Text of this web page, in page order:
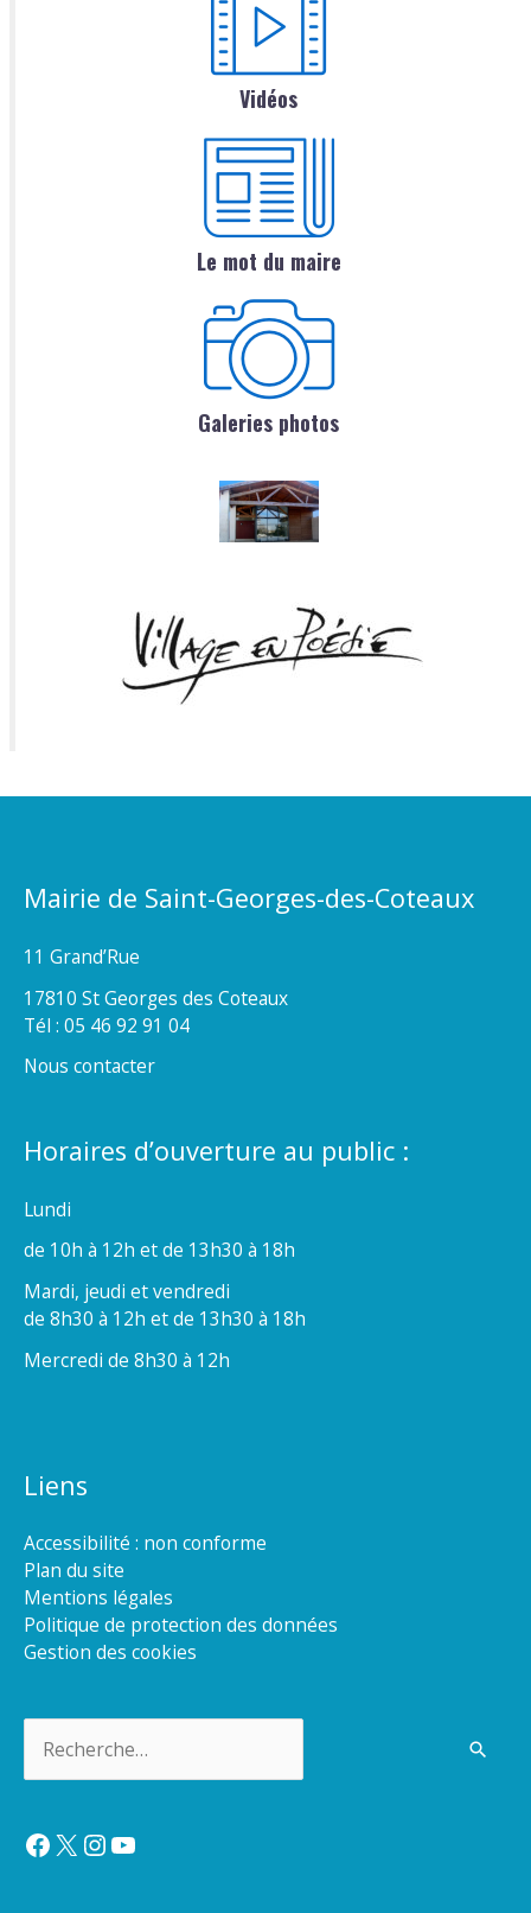
Vidéos
Le mot du maire
Galeries photos
Mairie de Saint-Georges-des-Coteaux
11 Grand’Rue
17810 St Georges des Coteaux
Tél : 05 46 92 91 04
Nous contacter
Horaires d’ouverture au public :
Lundi
de 10h à 12h et de 13h30 à 18h
Mardi, jeudi et vendredi
de 8h30 à 12h et de 13h30 à 18h
Mercredi de 8h30 à 12h
Liens
Accessibilité : non conforme
Plan du site
Mentions légales
Politique de protection des données
Gestion des cookies
Facebook
X Instagram
YouTube